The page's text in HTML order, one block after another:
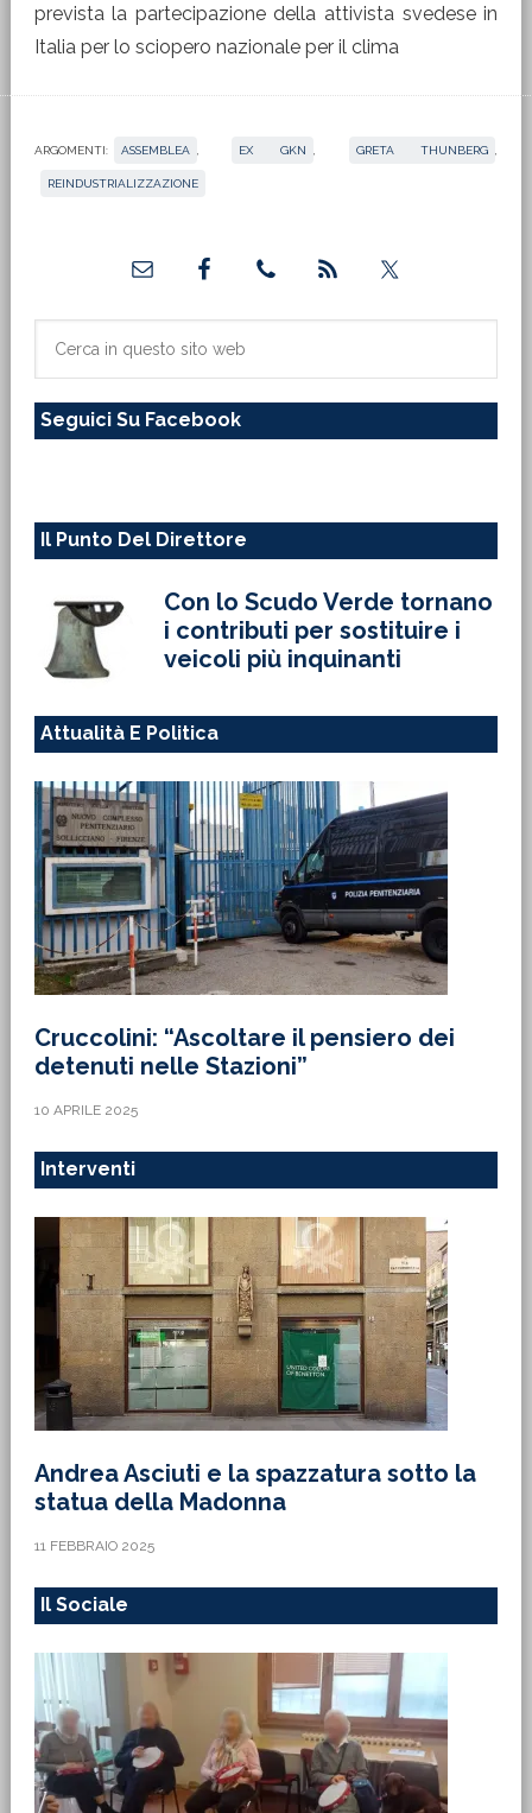
prevista la partecipazione della attivista svedese in
Italia per lo sciopero nazionale per il clima
ARGOMENTI: ASSEMBLEA EX GKN GRETA THUNBERG
REINDUSTRIALIZZAZIONE
primaria
sito
Seguici Su Facebook
Il Punto Del Direttore
Con lo Scudo Verde tornano
i contributi per sostituire i
veicoli più inquinanti
Attualità E Politica
Cruccolini: “Ascoltare il pensiero dei
detenuti nelle Stazioni”
10 APRILE 2025
Interventi
Andrea Asciuti e la spazzatura sotto la
statua della Madonna
11 FEBBRAIO 2025
Il Sociale